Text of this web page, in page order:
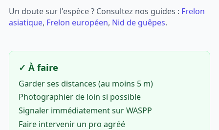
Un doute sur l'espèce ? Consultez nos guides : Frelon
asiatique, Frelon européen, Nid de guêpes.
✓ À faire
Garder ses distances (au moins 5 m)
Photographier de loin si possible
Signaler immédiatement sur WASPP
Faire intervenir un pro agréé